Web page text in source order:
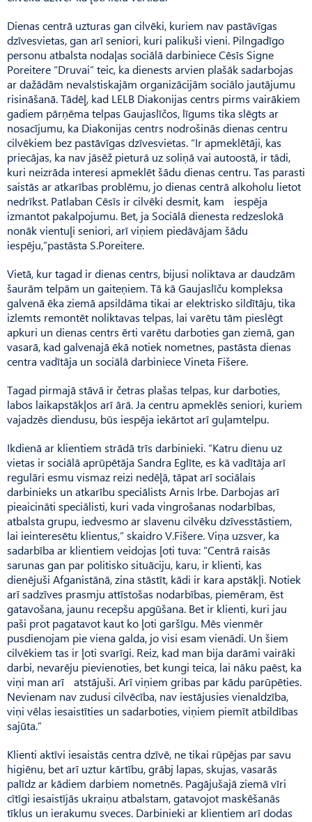
Dienas centrā uzturas gan cilvēki, kuriem nav pastāvīgas
dzīvesvietas, gan arī seniori, kuri palikuši vieni. Pilngadīgo
personu atbalsta nodaļas sociālā darbiniece Cēsīs Signe
Poreitere “Dru­vai” teic, ka dienests arvien plašāk sadarbojas
ar dažādām nevalstiskajām organizācijām sociālo jautājumu
risināšanā. Tādēļ, kad LELB Diakonijas centrs pirms vairākiem
gadiem pārņēma telpas Gaujaslīčos, līgums tika slēgts ar
nosacījumu, ka Diakonijas centrs nodrošinās dienas centru
cilvēkiem bez pastāvīgas dzīvesvietas. “Ir apmeklētāji, kas
priecājas, ka nav jāsēž pieturā uz soliņā vai autoostā, ir tādi,
kuri neizrāda interesi apmeklēt šādu dienas centru. Tas parasti
saistās ar atkarības problēmu, jo dienas centrā alkoholu lietot
nedrīkst. Patlaban Cēsīs ir cilvēki desmit, kam iespēja
izmantot pakalpojumu. Bet, ja Sociālā dienesta redzeslokā
nonāk vientuļi seniori, arī viņiem piedāvājam šādu
iespēju,”pastāsta S.Poreitere.
Vietā, kur tagad ir dienas centrs, bijusi noliktava ar daudzām
šaurām telpām un gaiteņiem. Tā kā Gaujaslīču kompleksa
galvenā ēka ziemā apsildāma tikai ar elektrisko sildītāju, tika
izlemts remontēt noliktavas telpas, lai varētu tām pieslēgt
apkuri un dienas centrs ērti varētu darboties gan ziemā, gan
vasarā, kad galvenajā ēkā notiek nometnes, pastāsta dienas
centra vadītāja un sociālā darbiniece Vineta Fišere.
Tagad pirmajā stāvā ir četras plašas telpas, kur darboties,
labos laikapstākļos arī ārā. Ja centru apmeklēs seniori, kuriem
vajadzēs diendusu, būs iespēja iekārtot arī guļamtelpu.
Ikdienā ar klientiem strādā trīs darbinieki. “Katru dienu uz
vietas ir sociālā aprūpētāja San­dra Eg­līte, es kā vadītāja arī
regulāri esmu vismaz reizi nedēļā, tāpat arī sociālais
darbinieks un atkarību speciālists Arnis Irbe. Darbojas arī
pieaicināti speciālisti, kuri vada vingrošanas nodarbības,
atbalsta grupu, iedvesmo ar slavenu cilvēku dzīvesstāstiem,
lai ieinteresētu klientus,” skaidro V.Fišere. Viņa uzsver, ka
sadarbība ar klien­tiem veidojas ļoti tuva: “Cen­trā raisās
sarunas gan par politisko situāciju, karu, ir klienti, kas
dienējuši Afganistānā, zina stāstīt, kādi ir kara apstākļi. Notiek
arī sadzīves prasmju attīstošas nodarbības, piemēram, ēst
gatavošana, jaunu recepšu apgūšana. Bet ir klienti, kuri jau
paši prot pagatavot kaut ko ļoti garšīgu. Mēs vienmēr
pusdienojam pie viena galda, jo visi esam vienādi. Un šiem
cilvēkiem tas ir ļoti svarīgi. Reiz, kad man bija darāmi vairāki
darbi, nevarēju pievienoties, bet kungi teica, lai nāku paēst, ka
viņi man arī atstājuši. Arī viņiem gribas par kādu parūpēties.
Nevienam nav zudusi cilvēcība, nav iestājusies vienaldzība,
viņi vēlas iesaistīties un sadarboties, viņiem piemīt atbildības
sajūta.”
Klienti aktīvi iesaistās centra dzīvē, ne tikai rūpējas par savu
higiēnu, bet arī uztur kārtību, grābj lapas, skujas, vasarās
palīdz ar kādiem darbiem nometnēs. Pagājušajā ziemā vīri
cītīgi iesaistījās ukraiņu atbalstam, gatavojot maskēšanās
tīklus un ierakumu sveces. Darbinieki ar klientiem arī dodas